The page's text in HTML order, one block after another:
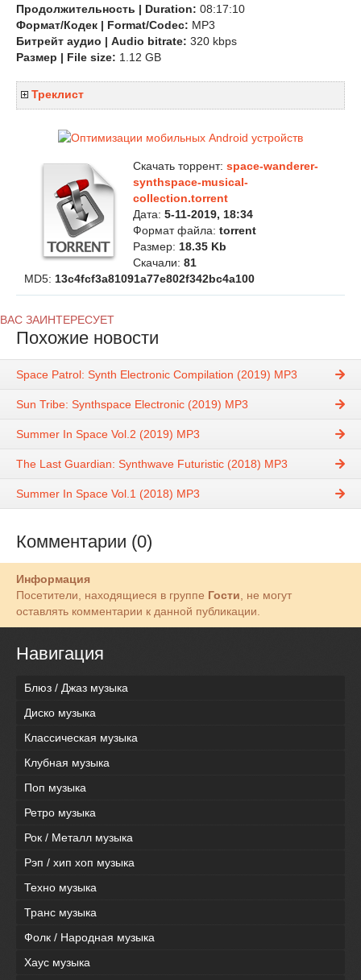
Продолжительность | Duration: 08:17:10
Формат/Кодек | Format/Codec: MP3
Битрейт аудио | Audio bitrate: 320 kbps
Размер | File size: 1.12 GB
Треклист
Скачать торрент: space-wanderer-
synthspace-musical-
collection.torrent
Дата: 5-11-2019, 18:34
Формат файла: torrent
Размер: 18.35 Kb
Скачали: 81
MD5: 13c4fcf3a81091a77e802f342bc4a100
ВАС ЗАИНТЕРЕСУЕТ
Похожие новости
Space Patrol: Synth Electronic Compilation (2019) MP3
Sun Tribe: Synthspace Electronic (2019) MP3
Summer In Space Vol.2 (2019) MP3
The Last Guardian: Synthwave Futuristic (2018) MP3
Summer In Space Vol.1 (2018) MP3
Комментарии (0)
Информация
Посетители, находящиеся в группе Гости, не могут
оставлять комментарии к данной публикации.
Навигация
Блюз / Джаз музыка
Диско музыка
Классическая музыка
Клубная музыка
Поп музыка
Ретро музыка
Рок / Металл музыка
Рэп / хип хоп музыка
Техно музыка
Транс музыка
Фолк / Народная музыка
Хаус музыка